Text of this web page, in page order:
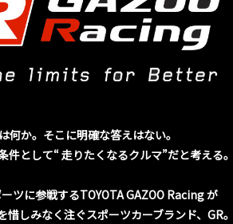
何か。そこに明確な答えはない。
件として“ 走りたくなるクルマ”だと考える
ツに参戦するTOYOTA GAZOO Racing が
惜しみなく注ぐスポーツカーブランド、GR